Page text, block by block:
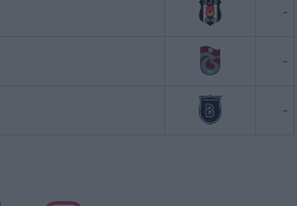
-
-
-